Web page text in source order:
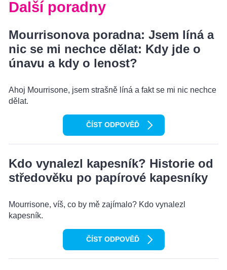
Další poradny
Mourrisonova poradna: Jsem líná a
nic se mi nechce dělat: Kdy jde o
únavu a kdy o lenost?
Ahoj Mourrisone, jsem strašně líná a fakt se mi nic nechce
dělat.
ČÍST ODPOVĚĎ
Kdo vynalezl kapesník? Historie od
středověku po papírové kapesníky
Mourrisone, víš, co by mě zajímalo? Kdo vynalezl
kapesník.
ČÍST ODPOVĚĎ